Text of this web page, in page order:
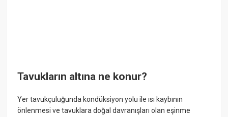
Tavukların altına ne konur?
Yer tavukçuluğunda kondüksiyon yolu ile ısı kaybının
önlenmesi ve tavuklara doğal davranışları olan eşinme